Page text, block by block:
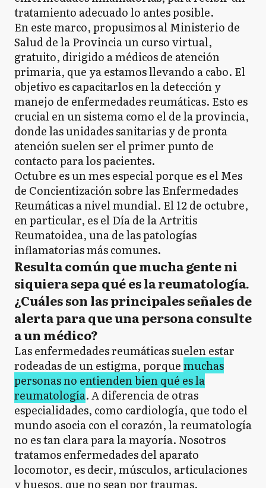
tratamiento adecuado lo antes posible.
En este marco, propusimos al Ministerio de
Salud de la Provincia un curso virtual,
gratuito, dirigido a médicos de atención
primaria, que ya estamos llevando a cabo. El
objetivo es capacitarlos en la detección y
manejo de enfermedades reumáticas. Esto es
crucial en un sistema como el de la provincia,
donde las unidades sanitarias y de pronta
atención suelen ser el primer punto de
contacto para los pacientes.
Octubre es un mes especial porque es el Mes
de Concientización sobre las Enfermedades
Reumáticas a nivel mundial. El 12 de octubre,
en particular, es el Día de la Artritis
Reumatoidea, una de las patologías
inflamatorias más comunes.
Resulta común que mucha gente ni
siquiera sepa qué es la reumatología.
¿Cuáles son las principales señales de
alerta para que una persona consulte
a un médico?
Las enfermedades reumáticas suelen estar
rodeadas de un estigma, porquemuchas
personas no entienden bien qué es la
reumatología. A diferencia de otras
especialidades, como cardiología, que todo el
mundo asocia con el corazón, la reumatología
no es tan clara para la mayoría. Nosotros
tratamos enfermedades del aparato
locomotor, es decir, músculos, articulaciones
y huesos, que no sean por traumas.